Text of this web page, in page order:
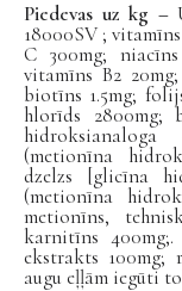
Piedevas uz kg –
18000SV ;
C 300mg;
vitamīns B2
biotīns 1.5mg;
hlorīds 2800mg;
(metionīna
dzelzs [glicīna
(metionīna
metionīns,
karnitīns 400mg;.
ekstrakts 100mg;
augu eļļām iegūti